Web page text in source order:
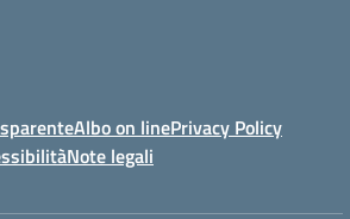
Albo on linePrivacy Policy
Note legali